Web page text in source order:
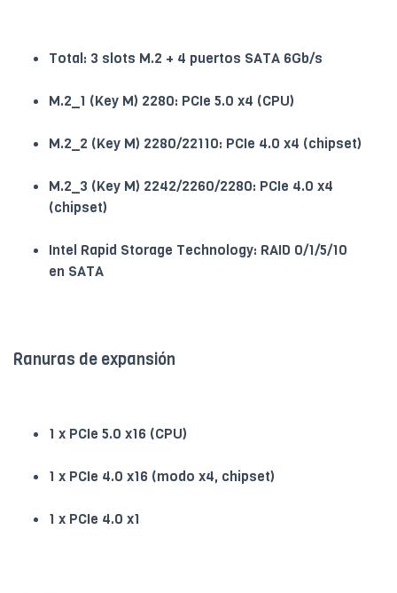
Total: 3 slots M.2 + 4 puertos SATA 6Gb/s
M.2_1 (Key M) 2280: PCIe 5.0 x4 (CPU)
M.2_2 (Key M) 2280/22110: PCIe 4.0 x4 (chipset)
M.2_3 (Key M) 2242/2260/2280: PCIe 4.0 x4
(chipset)
Intel Rapid Storage Technology: RAID 0/1/5/10
en SATA
Ranuras de expansión
1 x PCIe 5.0 x16 (CPU)
1 x PCIe 4.0 x16 (modo x4, chipset)
1 x PCIe 4.0 x1